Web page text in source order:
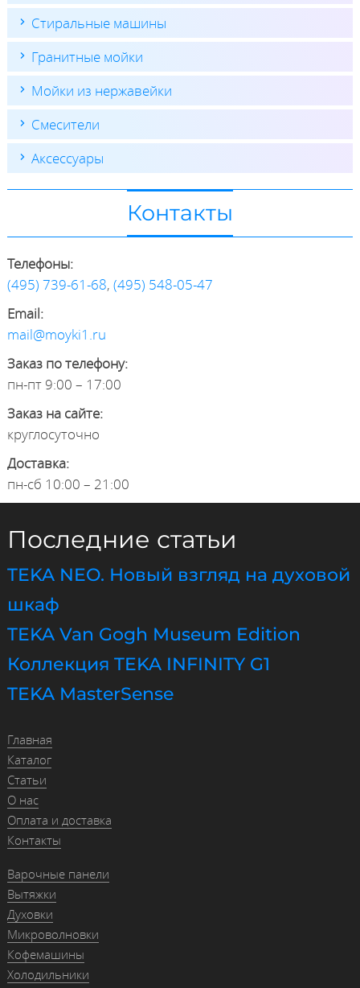
Стиральные машины
Гранитные мойки
Мойки из нержавейки
Смесители
Аксессуары
Контакты
Телефоны:
(495) 739-61-68, (495) 548-05-47
Email:
mail@moyki1.ru
Заказ по телефону:
пн-пт 9:00 – 17:00
Заказ на сайте:
круглосуточно
Доставка:
пн-сб 10:00 – 21:00
Последние статьи
TEKA NEO. Новый взгляд на духовой
шкаф
TEKA Van Gogh Museum Edition
Коллекция TEKA INFINITY G1
TEKA MasterSense
Главная
Каталог
Статьи
О нас
Оплата и доставка
Контакты
Варочные панели
Вытяжки
Духовки
Микроволновки
Кофемашины
Холодильники